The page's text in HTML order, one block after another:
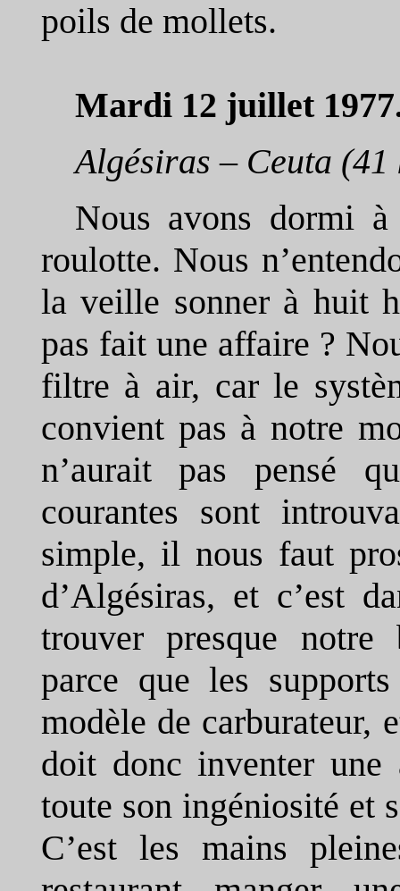
poils de mollets.
Mardi 12 juillet
Algésiras – Ceuta (41
Nous avons dormi
roulotte. Nous
la veille sonner à huit
pas fait une affaire ?
filtre à air, car le
convient pas à notre
n’aurait pas pensé
courantes sont
simple, il nous faut
d’Algésiras, et c’est
trouver presque notre
parce que les
modèle de carburateur,
doit donc inventer une
toute son ingéniosité et
C’est les mains